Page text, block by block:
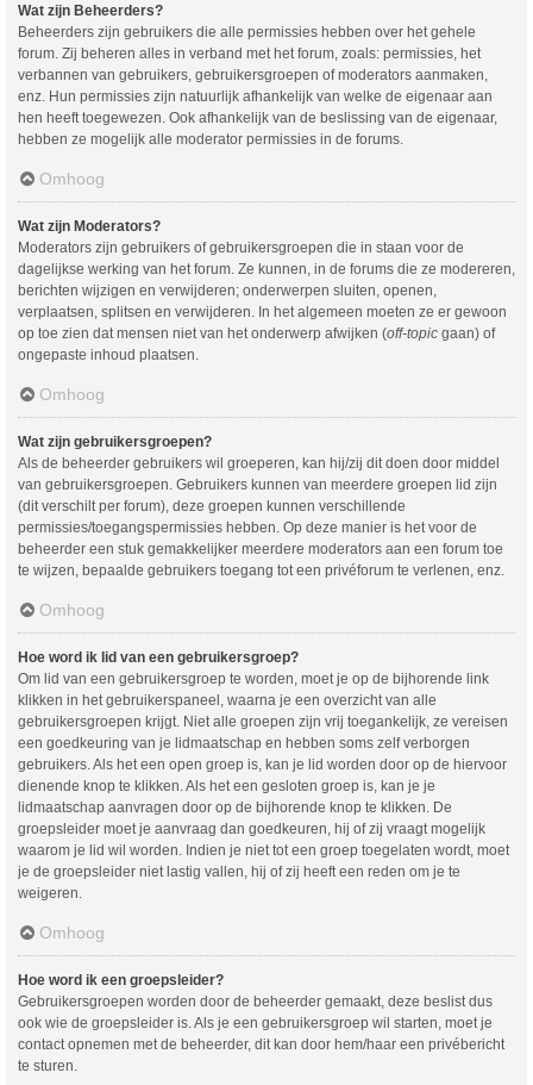
Wat zijn Beheerders?
Beheerders zijn gebruikers die alle permissies hebben over het gehele
forum. Zij beheren alles in verband met het forum, zoals: permissies, het
verbannen van gebruikers, gebruikersgroepen of moderators aanmaken,
enz. Hun permissies zijn natuurlijk afhankelijk van welke de eigenaar aan
hen heeft toegewezen. Ook afhankelijk van de beslissing van de eigenaar,
hebben ze mogelijk alle moderator permissies in de forums.
Omhoog
Wat zijn Moderators?
Moderators zijn gebruikers of gebruikersgroepen die in staan voor de
dagelijkse werking van het forum. Ze kunnen, in de forums die ze modereren,
berichten wijzigen en verwijderen; onderwerpen sluiten, openen,
verplaatsen, splitsen en verwijderen. In het algemeen moeten ze er gewoon
op toe zien dat mensen niet van het onderwerp afwijken (off-topic gaan) of
ongepaste inhoud plaatsen.
Omhoog
Wat zijn gebruikersgroepen?
Als de beheerder gebruikers wil groeperen, kan hij/zij dit doen door middel
van gebruikersgroepen. Gebruikers kunnen van meerdere groepen lid zijn
(dit verschilt per forum), deze groepen kunnen verschillende
permissies/toegangspermissies hebben. Op deze manier is het voor de
beheerder een stuk gemakkelijker meerdere moderators aan een forum toe
te wijzen, bepaalde gebruikers toegang tot een privéforum te verlenen, enz.
Omhoog
Hoe word ik lid van een gebruikersgroep?
Om lid van een gebruikersgroep te worden, moet je op de bijhorende link
klikken in het gebruikerspaneel, waarna je een overzicht van alle
gebruikersgroepen krijgt. Niet alle groepen zijn vrij toegankelijk, ze vereisen
een goedkeuring van je lidmaatschap en hebben soms zelf verborgen
gebruikers. Als het een open groep is, kan je lid worden door op de hiervoor
dienende knop te klikken. Als het een gesloten groep is, kan je je
lidmaatschap aanvragen door op de bijhorende knop te klikken. De
groepsleider moet je aanvraag dan goedkeuren, hij of zij vraagt mogelijk
waarom je lid wil worden. Indien je niet tot een groep toegelaten wordt, moet
je de groepsleider niet lastig vallen, hij of zij heeft een reden om je te
weigeren.
Omhoog
Hoe word ik een groepsleider?
Gebruikersgroepen worden door de beheerder gemaakt, deze beslist dus
ook wie de groepsleider is. Als je een gebruikersgroep wil starten, moet je
contact opnemen met de beheerder, dit kan door hem/haar een privébericht
te sturen.